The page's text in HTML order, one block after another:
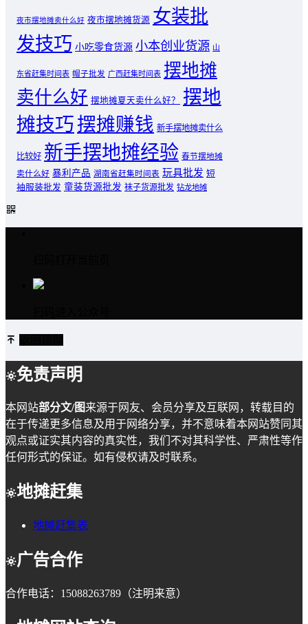
夜市摆地摊卖什么好 夜市摆地摊货源 女装批
发技巧 小吃零食货源 小本创业货源 山
东省赶集时间表 帽子批发 广西赶集时间表 摆地摊
卖什么好 摆地摊夏天卖什么好？
摆地
摊技巧摆摊赚钱 新手摆地摊卖什么
比较好 新手摆地摊经验 春节摆地摊
卖什么好 暴利产品 湖南省赶集时间表 玩具批发 短
袖服装批发 童装货源批发 袜子货源批发 钻龙地摊
免责声明
本网站部分文/图来源于网友、会员分享及互联网，转载目的
在于传递更多信息及用于网络分享，并不意味着本网站赞同其
观点或证实其内容的真实性，我们不对其科学性、严肃性等作
任何形式的保证。如有侵权请及时联系。
地摊赶集
地摊赶集表
广告合作
合作电话：15088263789（注明来意）